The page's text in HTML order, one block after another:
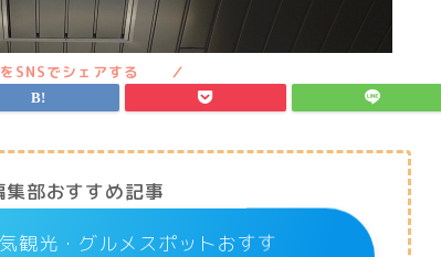
部おすすめ記事
観光・グルメスポットおすす